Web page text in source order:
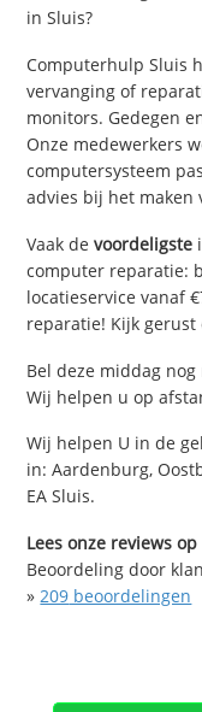
in Sluis?
Computerhulp Sluis
vervanging of
monitors. Gedegen
Onze medewerkers
computersysteem
advies bij het maken
Vaak devoordeligste
computer reparatie:
locatieservice vanaf
reparatie! Kijk
Bel deze middag
Wij helpen u op
Wij helpen U in de
in: Aardenburg,
EA Sluis.
Lees onze reviews
Beoordeling door
»209 beoordelingen